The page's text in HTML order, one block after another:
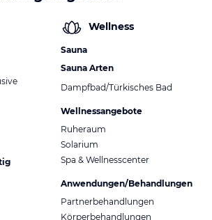
Wellness
Sauna
Sauna Arten
Dampfbad/Türkisches Bad
Wellnessangebote
Ruheraum
Solarium
Spa & Wellnesscenter
Anwendungen/Behandlungen
Partnerbehandlungen
Körperbehandlungen